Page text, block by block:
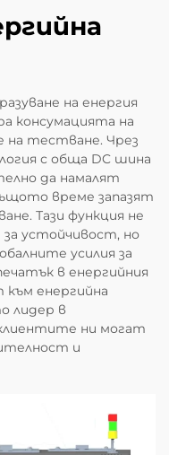
на енергия
консумацията на
на тестване. Чрез
с обща DC шина
да намалят
време запазят
Тази функция не
устойчивост, но
усилия за
в енергийния
енергийна
лидер в
ни могат
и